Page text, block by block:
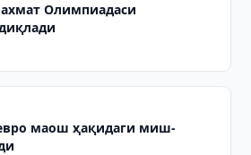
Олимпиадаси
маош ҳақидаги миш-